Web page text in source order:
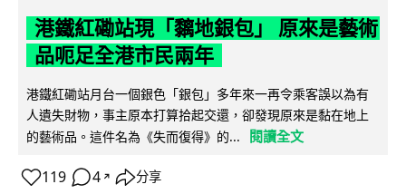
港鐵紅磡站現「黐地銀包」 原來是藝術
品呃足全港市民兩年
港鐵紅磡站月台一個銀色「銀包」多年來一再令乘客誤以為有
人遺失財物，事主原本打算拾起交還，卻發現原來是黏在地上
的藝術品。這件名為《失而復得》的...
閱讀全文
119 4 ↗ 分享